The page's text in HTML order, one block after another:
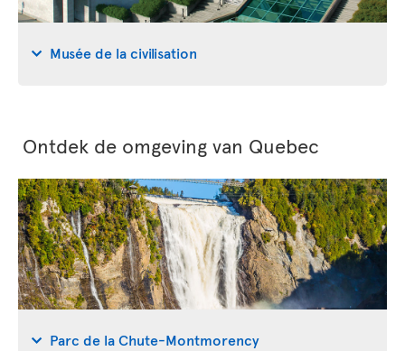
Musée de la civilisation
Ontdek de omgeving van Quebec
Parc de la Chute-Montmorency